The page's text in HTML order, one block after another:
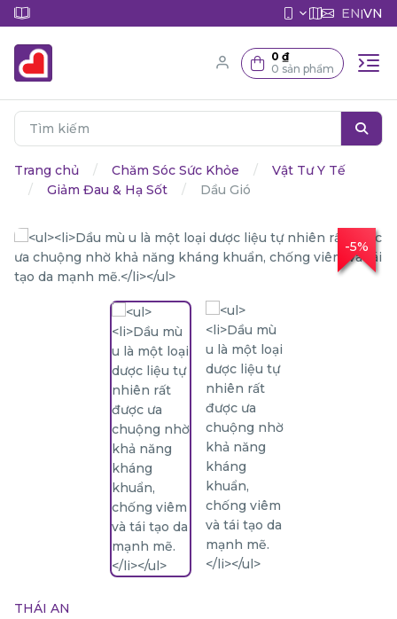
EN|VN
0 ₫
0 sản phẩm
Trang chủ Chăm Sóc Sức Khỏe
Vật Tư Y Tế
Giảm Đau & Hạ Sốt
Dầu Gió
-5%
THÁI AN